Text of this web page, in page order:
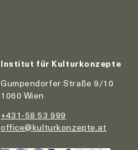
Institut für Kulturkonzepte
Gumpendorfer Straße 9/10
1060 Wien
+431-58 53 999
office@kulturkonzepte.at